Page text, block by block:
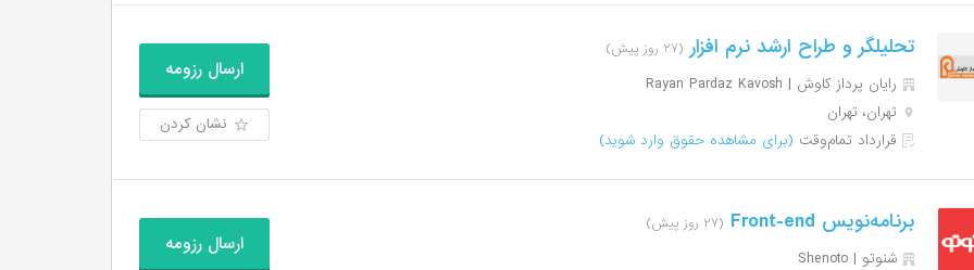
تحلیلگر و طراح ارشد نرم افزار (۲۷ روز پیش)
رایان پرداز کاوش | Rayan Pardaz Kavosh
تهران، تهران
قرارداد تمام‌وقت (برای مشاهده حقوق وارد شوید)
ارسال رزومه
نشان کردن
برنامه‌نویس Front-end (۲۷ روز پیش)
شنوتو | Shenoto
ارسال رزومه